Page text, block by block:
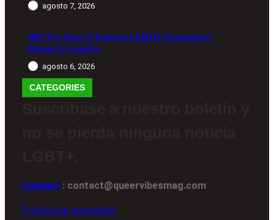
agosto 7, 2026
Will Toy Story 5 Feature LGBTQ Characters?
Disney’s Insights
agosto 6, 2026
CATEGORIES
Contact : contact@queervibesmag.com
Política de privacidad